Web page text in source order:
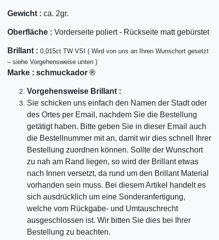
Gewicht : ca. 2gr.
Oberfläche : Vorderseite poliert - Rückseite matt gebürstet
Bril lant : 0,015ct TW VSI ( Wird von uns an Ihren Wunschort gesetzt
– siehe Vorgehensweise unten )
Marke : schmuckador ®
Vorgehensweise Brillant :
Sie schicken uns einfach den Namen der Stadt oder
des Ortes per Email, nachdem Sie die Bestellung
getätigt haben. Bitte geben Sie in dieser Email auch
die Bestellnummer mit an, damit wir dies schnell Ihrer
Bestellung zuordnen können. Sollte der Wunschort
zu nah am Rand liegen, so wird der Brillant etwas
nach Innen versetzt, da rund um den Brillant Material
vorhanden sein muss. Bei diesem Artikel handelt es
sich ausdrücklich um eine Sonderanfertigung,
welche vom Rückgabe- und Umtauschrecht
ausgeschlossen ist. Wir bitten Sie dies bei Ihrer
Bestellung zu beachten.